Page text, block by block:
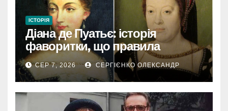
ІСТОРІЯ
Діана де Пуатьє: історія
фаворитки, що правила
Францією
СЕР 7, 2026 СЕРГІЄНКО ОЛЕКСАНДР